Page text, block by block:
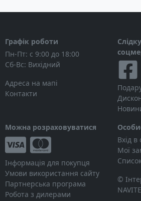
Графік роботи
Пн-Пт: с 9:00 до 18:00
Сб-Вс: Вихідний
Адреса на мапі
Контакти
Можна розраховуватися
Інформація для покупця
Умови використання сайту
Партнерська програма
Робота з дилерами
Вхід в
Мої
©